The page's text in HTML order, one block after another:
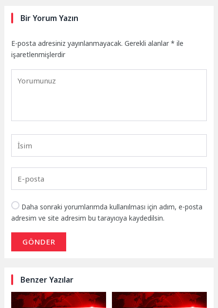
Bir Yorum Yazın
E-posta adresiniz yayınlanmayacak. Gerekli alanlar* ile
işaretlenmişlerdir
Daha sonraki yorumlarımda kullanılması için adım, e-posta
adresim ve site adresim bu tarayıcıya kaydedilsin.
GÖNDER
Benzer Yazılar